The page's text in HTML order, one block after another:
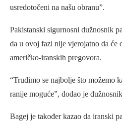
usredotočeni na našu obranu”.
Pakistanski sigurnosni dužnosnik
da u ovoj fazi nije vjerojatno da će
američko-iranskih pregovora.
“Trudimo se najbolje što možemo
ranije moguće”, dodao je
Bagej je također kazao da iranski